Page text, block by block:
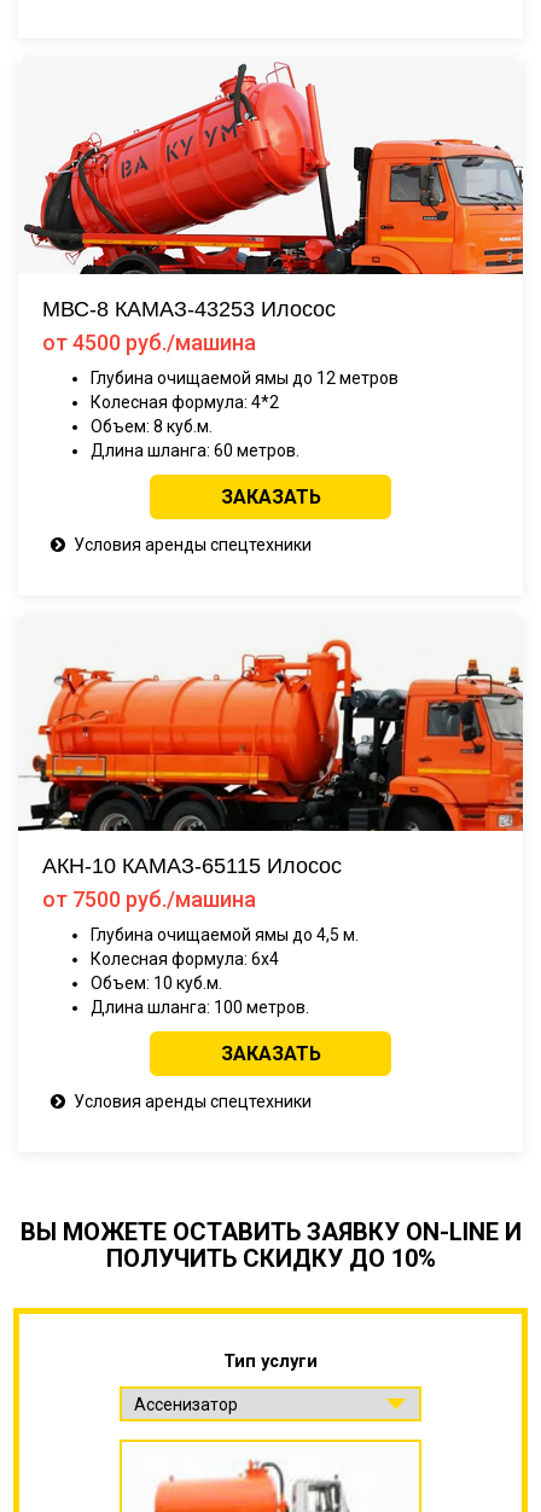
МВС-8 КАМАЗ-43253 Илосос
от 4500 руб./машина
Глубина очищаемой ямы до 12 метров
Колесная формула: 4*2
Объем: 8 куб.м.
Длина шланга: 60 метров.
ЗАКАЗАТЬ
Условия аренды спецтехники
АКН-10 КАМАЗ-65115 Илосос
от 7500 руб./машина
Глубина очищаемой ямы до 4,5 м.
Колесная формула: 6x4
Объем: 10 куб.м.
Длина шланга: 100 метров.
ЗАКАЗАТЬ
Условия аренды спецтехники
ВЫ МОЖЕТЕ ОСТАВИТЬ ЗАЯВКУ ON-LINE И
ПОЛУЧИТЬ СКИДКУ ДО 10%
Тип услуги